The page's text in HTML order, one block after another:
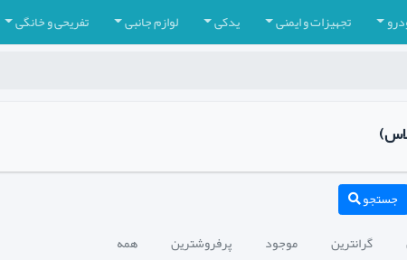
تجهیزات و ایمنی یدکی لوازم جانبی تفریحی و خانگی
جستجو
گرانترین موجود پرفروشترین همه